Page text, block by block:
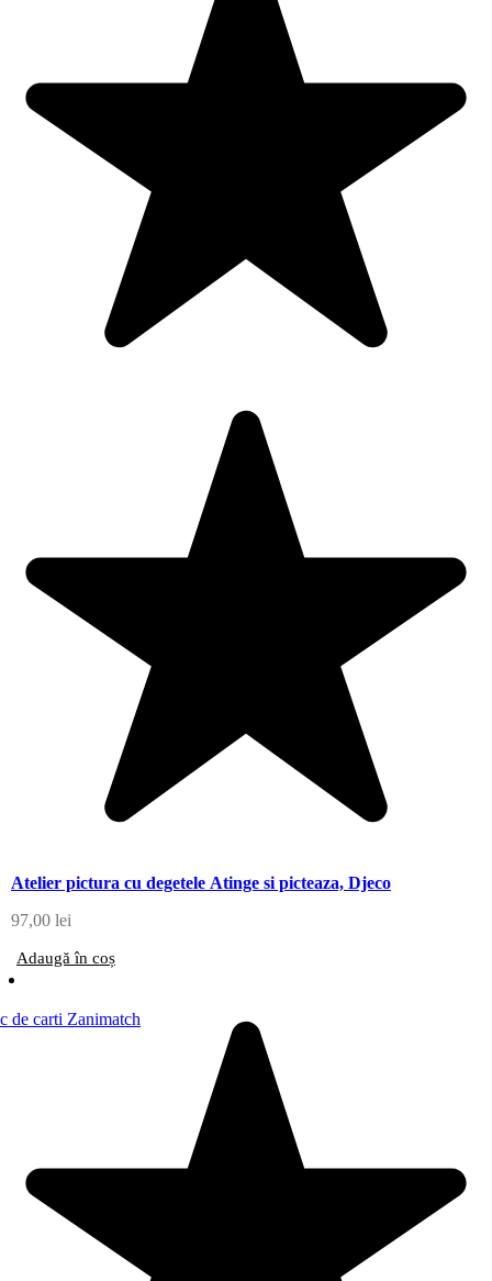
Atelier pictura cu degetele Atinge si picteaza, Djeco
97,00 lei
Adaugă în coș